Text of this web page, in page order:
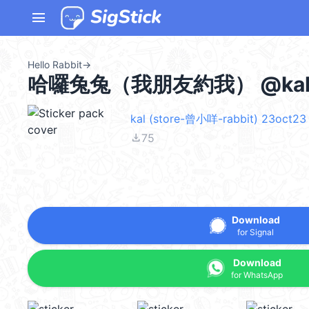
menu
Hello Rabbit→
哈囉兔兔（我朋友約我）
kal (store-曾小咩-rabbit) 23oct23
file_download75
Download
for Signal
Download
for WhatsApp